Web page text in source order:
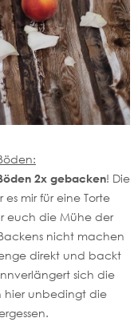
2x gebacken! Die
mir für eine Torte
euch die Mühe der
nicht machen
direkt und backt
sich die
hier unbedingt die